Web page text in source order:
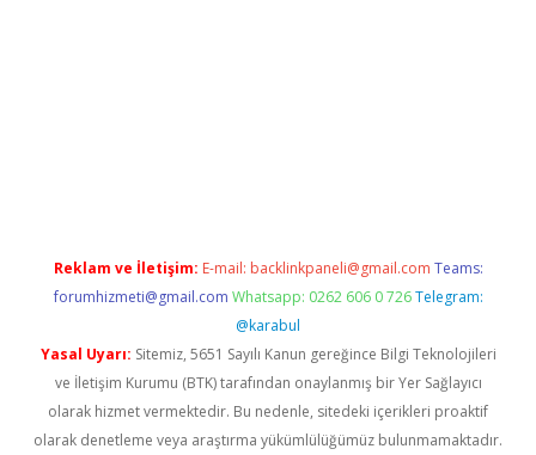
Reklam ve İletişim: E-mail: backlinkpaneli@gmail.com Teams:
forumhizmeti@gmail.com Whatsapp: 0262 606 0 726 Telegram:
@karabul
Yasal Uyarı: Sitemiz, 5651 Sayılı Kanun gereğince Bilgi Teknolojileri
ve İletişim Kurumu (BTK) tarafından onaylanmış bir Yer Sağlayıcı
olarak hizmet vermektedir. Bu nedenle, sitedeki içerikleri proaktif
olarak denetleme veya araştırma yükümlülüğümüz bulunmamaktadır.